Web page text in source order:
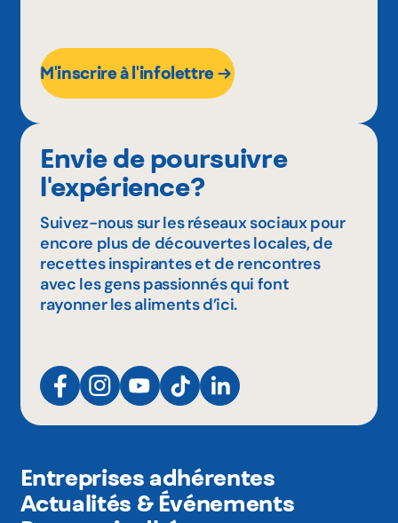
M'inscrire à l'infolettre
Envie de poursuivre
l'expérience?
Suivez-nous sur les réseaux sociaux pour
encore plus de découvertes locales, de
recettes inspirantes et de rencontres
avec les gens passionnés qui font
rayonner les aliments d’ici.
Entreprises adhérentes
Actualités & Événements